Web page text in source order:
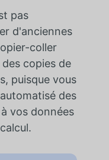
pas
d'anciennes
coller
copies de
puisque vous
des
vos données